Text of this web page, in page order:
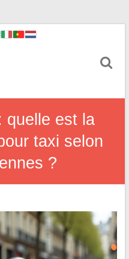
quelle est la
taxi selon
?